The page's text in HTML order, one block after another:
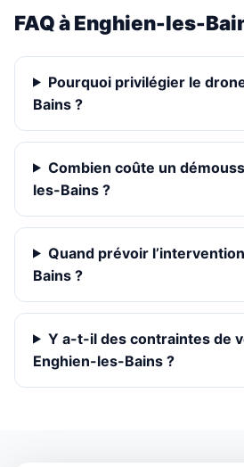
FAQ à Enghien-les-
Pourquoi privilégier le
Bains ?
Combien coûte un
les-Bains ?
Quand prévoir
Bains ?
Y a-t-il des contraintes de
Enghien-les-Bains ?